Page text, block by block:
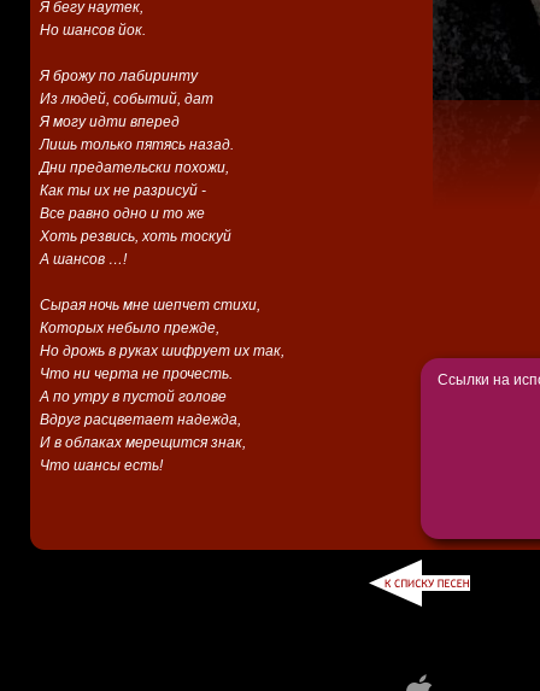
Я бегу наутек,
Но шансов йок.
Я брожу по лабиринту
Из людей, событий, дат
Я могу идти вперед
Лишь только пятясь назад.
Дни предательски похожи,
Как ты их не разрисуй -
Все равно одно и то же
Хоть резвись, хоть тоскуй
А шансов …!
Сырая ночь мне шепчет стихи,
Которых небыло прежде,
Но дрожь в руках шифрует их так,
Что ни черта не прочесть.
А по утру в пустой голове
Вдруг расцветает надежда,
И в облаках мерещится знак,
Что шансы есть!
Ссылки на